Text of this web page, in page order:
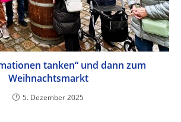
tanken“ und dann zum
Weihnachtsmarkt
5. Dezember 2025